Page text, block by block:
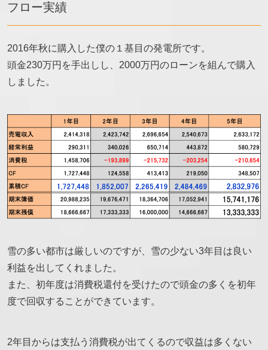
フロー実績
2016年秋に購入した僕の１基目の発電所です。
頭金230万円を手出しし、2000万円のローンを組んで購入
しました。
雪の多い都市は厳しいのですが、雪の少ない3年目は良い
利益を出してくれました。
また、初年度は消費税還付を受けたので頭金の多くを初年
度で回収することができています。
2年目からは支払う消費税が出てくるので収益は多くない